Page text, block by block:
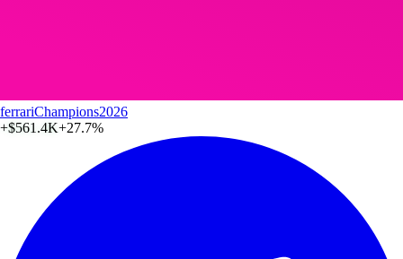
ferrariChampions2026
+$561.4K+27.7%